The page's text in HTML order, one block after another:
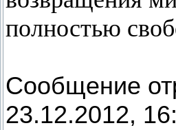
полностью
Сообщение
23.12.2012,